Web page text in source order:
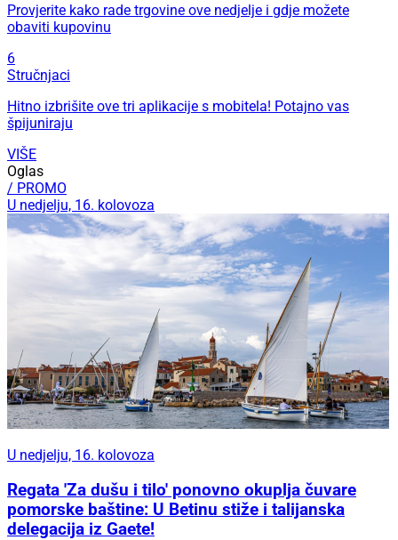
Provjerite kako rade trgovine ove nedjelje i gdje možete
obaviti kupovinu
6
Stručnjaci
Hitno izbrišite ove tri aplikacije s mobitela! Potajno vas
špijuniraju
VIŠE
Oglas
/ PROMO
U nedjelju, 16. kolovoza
U nedjelju, 16. kolovoza
Regata 'Za dušu i tilo' ponovno okuplja čuvare
pomorske baštine: U Betinu stiže i talijanska
delegacija iz Gaete!